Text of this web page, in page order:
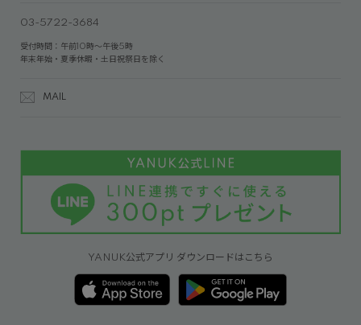
03-5722-3684
受付時間：午前10時～午後5時
年末年始・夏季休暇・土日祝祭日を除く
MAIL
YANUK公式アプリ ダウンロードはこちら